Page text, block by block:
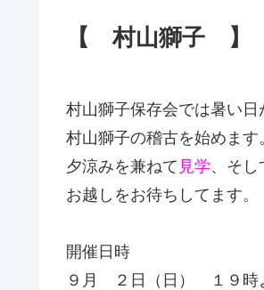
【 村山獅子 】
村山獅子保存会では暑い
村山獅子の稽古を始めま
夕涼みを兼ねて 見学、そし
お越しをお待ちしてます。
開催日時
９月 ２日（日） １９時